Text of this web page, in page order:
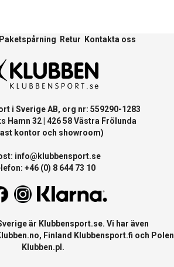
Paketspårning Retur Kontakta oss
i Sverige AB, org nr: 559290-1283
32 | 426 58 Västra Frölunda
kontor och showroom)
info@klubbensport.se
+46 (0) 8 644 73 10
är Klubbensport.se. Vi har även
, Finland Klubbensport.fi och Polen
Klubben.pl .